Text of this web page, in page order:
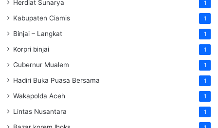
Herdiat Sunarya 1
Kabupaten Ciamis 1
Binjai – Langkat 1
Korpri binjai 1
Gubernur Mualem 1
Hadiri Buka Puasa Bersama 1
Wakapolda Aceh 1
Lintas Nusantara 1